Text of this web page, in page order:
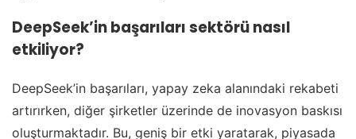
DeepSeek’in başarıları sektörü nasıl
etkiliyor?
DeepSeek’in başarıları, yapay zeka alanındaki rekabeti
artırırken, diğer şirketler üzerinde de inovasyon baskısı
oluşturmaktadır. Bu, geniş bir etki yaratarak, piyasada